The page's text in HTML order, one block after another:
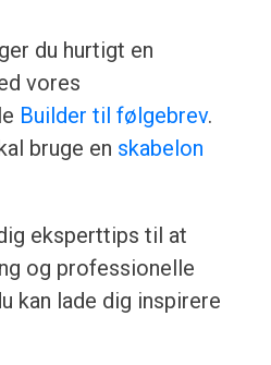
du hurtigt en
vores
Builder til følgebrev.
bruge en skabelon
eksperttips til at
og professionelle
kan lade dig inspirere